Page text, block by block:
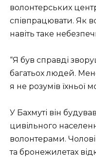
волонтерських
співпрацювати. Як
навіть таке
“Я був справді
багатьох людей.
я не розумів їхньої
У Бахмуті він
цивільного
волонтерами.
та бронежилетах